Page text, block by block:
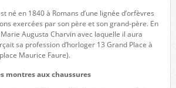
né en 1840 à Romans d’une lignée d’orfèvres
exercées par son père et son grand-père. En
Augusta Charvin avec laquelle il aura
sa profession d’horloger 13 Grand Place à
Maurice Faure).
montres aux chaussures